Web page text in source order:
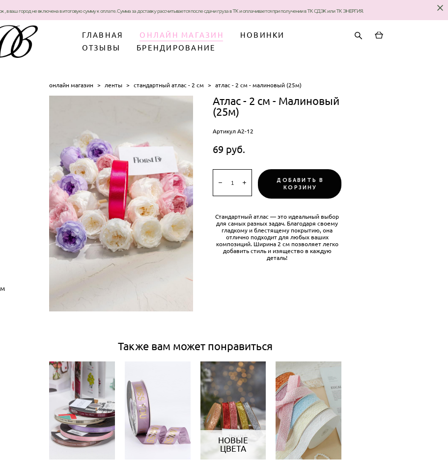
, в ваш город не включена в итоговую сумму к оплате. Сумма за доставку рассчитывается после сдачи груза в ТК и оплачивается при получении в ТК СДЭК или ТК ЭНЕРГИЯ.
ГЛАВНАЯ ОНЛАЙН МАГАЗИН
НОВИНКИ
ОТЗЫВЫ
БРЕНДИРОВАНИЕ
онлайн магазин > ленты > стандартный атлас - 2 см > атлас - 2 см - малиновый (25м)
Атлас - 2 см - Малиновый
(25м)
Артикул А2-12
69 pуб.
ДОБАВИТЬ В
КОРЗИНУ
Стандартный атлас — это идеальный выбор
для самых разных задач. Благодаря своему
гладкому и блестящему покрытию, она
отлично подходит для любых ваших
композиций. Ширина 2 см позволяет легко
добавить стиль и изящество в каждую
деталь!
Также вам может понравиться
НОВЫЕ
ЦВЕТА